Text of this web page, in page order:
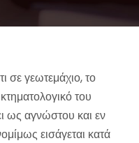
σε γεωτεμάχιο, το
του
ως αγνώστου και εν
εισάγεται κατά